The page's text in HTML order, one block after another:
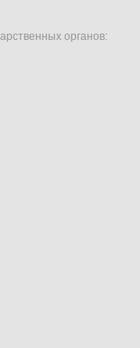
органов: